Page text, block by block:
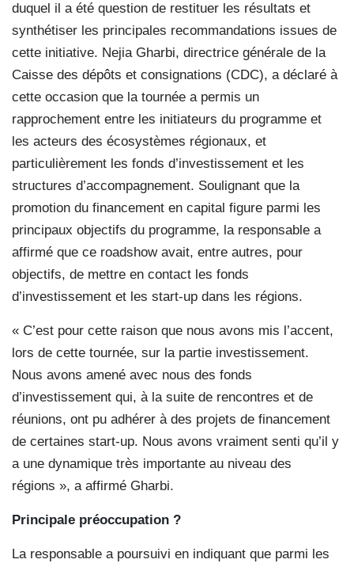
duquel il a été question de restituer les résultats et
synthétiser les principales recommandations issues de
cette initiative. Nejia Gharbi, directrice générale de la
Caisse des dépôts et consignations (CDC), a déclaré à
cette occasion que la tournée a permis un
rapprochement entre les initiateurs du programme et
les acteurs des écosystèmes régionaux, et
particulièrement les fonds d’investissement et les
structures d’accompagnement. Soulignant que la
promotion du financement en capital figure parmi les
principaux objectifs du programme, la responsable a
affirmé que ce roadshow avait, entre autres, pour
objectifs, de mettre en contact les fonds
d’investissement et les start-up dans les régions.
« C’est pour cette raison que nous avons mis l’accent,
lors de cette tournée, sur la partie investissement.
Nous avons amené avec nous des fonds
d’investissement qui, à la suite de rencontres et de
réunions, ont pu adhérer à des projets de financement
de certaines start-up. Nous avons vraiment senti qu’il y
a une dynamique très importante au niveau des
régions », a affirmé Gharbi.
Principale préoccupation ?
La responsable a poursuivi en indiquant que parmi les